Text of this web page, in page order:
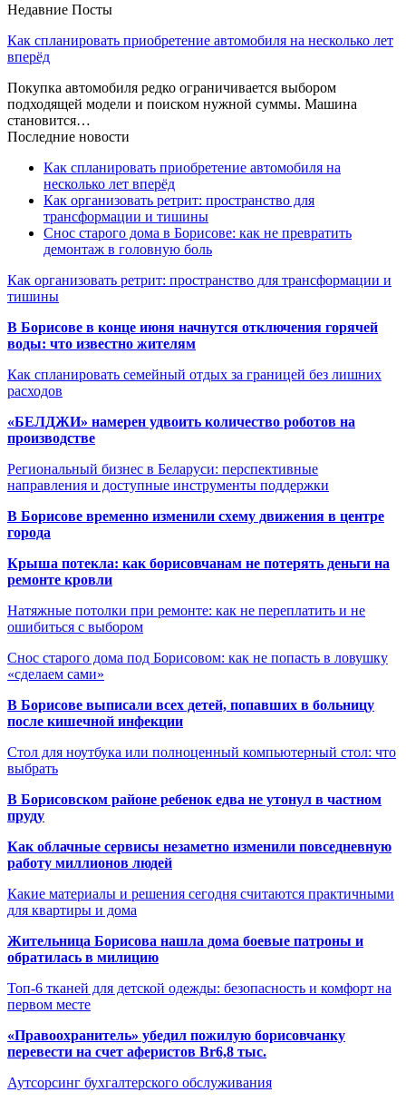
Недавние Посты
Как спланировать приобретение автомобиля на несколько лет
вперёд
Покупка автомобиля редко ограничивается выбором
подходящей модели и поиском нужной суммы. Машина
становится…
Последние новости
Как спланировать приобретение автомобиля на
несколько лет вперёд
Как организовать ретрит: пространство для
трансформации и тишины
Снос старого дома в Борисове: как не превратить
демонтаж в головную боль
Как организовать ретрит: пространство для трансформации и
тишины
В Борисове в конце июня начнутся отключения горячей
воды: что известно жителям
Как спланировать семейный отдых за границей без лишних
расходов
«БЕЛДЖИ» намерен удвоить количество роботов на
производстве
Региональный бизнес в Беларуси: перспективные
направления и доступные инструменты поддержки
В Борисове временно изменили схему движения в центре
города
Крыша потекла: как борисовчанам не потерять деньги на
ремонте кровли
Натяжные потолки при ремонте: как не переплатить и не
ошибиться с выбором
Снос старого дома под Борисовом: как не попасть в ловушку
«сделаем сами»
В Борисове выписали всех детей, попавших в больницу
после кишечной инфекции
Стол для ноутбука или полноценный компьютерный стол: что
выбрать
В Борисовском районе ребенок едва не утонул в частном
пруду
Как облачные сервисы незаметно изменили повседневную
работу миллионов людей
Какие материалы и решения сегодня считаются практичными
для квартиры и дома
Жительница Борисова нашла дома боевые патроны и
обратилась в милицию
Топ-6 тканей для детской одежды: безопасность и комфорт на
первом месте
«Правоохранитель» убедил пожилую борисовчанку
перевести на счет аферистов Br6,8 тыс.
Аутсорсинг бухгалтерского обслуживания